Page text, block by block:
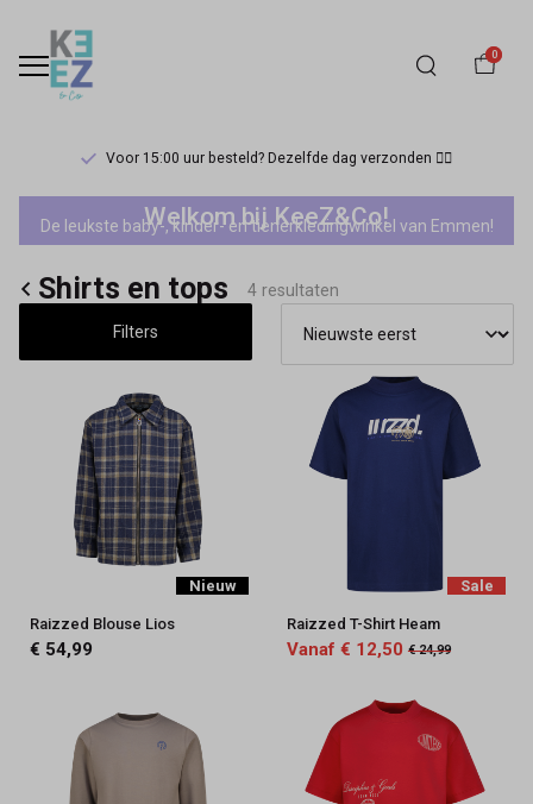
0
Voor 15:00 uur besteld? Dezelfde dag verzonden 🏃‍♀️
Raizzed
jongens
shirts
en
tops
Keez&Co
Welkom bij KeeZ&Co!
De leukste baby-, kinder- en tienerkledingwinkel van Emmen!
Shirts en tops 4 resultaten
Filters
Nieuw
Raizzed Blouse Lios
€ 54,99
Sale
Raizzed T-Shirt Heam
Vanaf € 12,50 € 24,99